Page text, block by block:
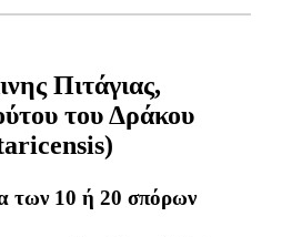
Πιτάγιας,
του Δράκου
των 10 ή 20 σπόρων